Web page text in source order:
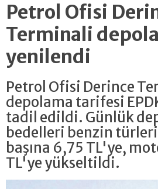
Petrol Ofisi
Terminali
yenilendi
Petrol Ofisi Derince
depolama tarifesi
tadil edildi. Günlük
bedelleri benzin
başına 6,75 TL'ye,
TL'ye yükseltildi.